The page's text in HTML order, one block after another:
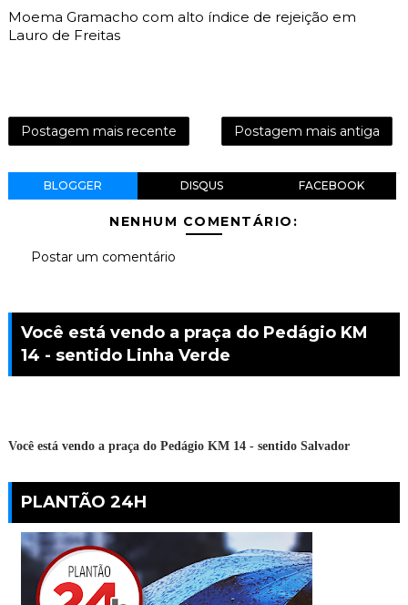
Moema Gramacho com alto índice de rejeição em
Lauro de Freitas
Postagem mais recente Postagem mais antiga
BLOGGER DISQUS FACEBOOK
NENHUM COMENTÁRIO:
Postar um comentário
Você está vendo a praça do Pedágio KM
14 - sentido Linha Verde
Você está vendo a praça do Pedágio KM 14 - sentido Salvador
PLANTÃO 24H